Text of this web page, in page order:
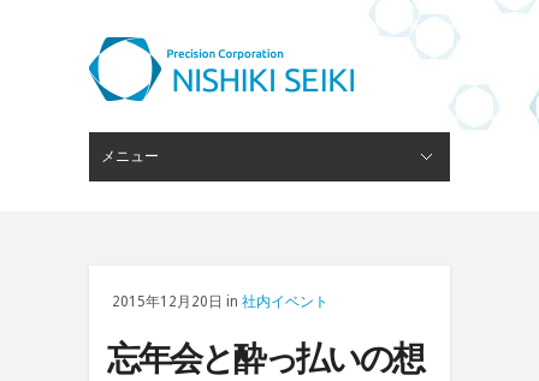
メニュー
2015年12月20日 in 社内イベント
忘年会と酔っ払いの想